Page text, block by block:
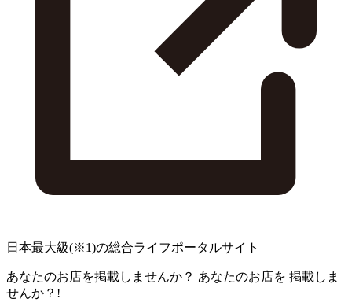
日本最大級(※1)の総合ライフポータルサイト
あなたのお店を掲載しませんか？ あなたのお店を 掲載しま
せんか？!